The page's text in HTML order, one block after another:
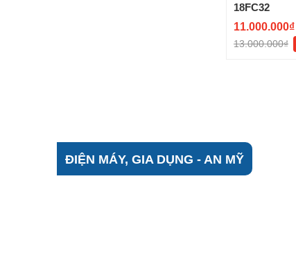
18FC32
11.000.000₫
13.000.000₫
ĐIỆN MÁY, GIA DỤNG - AN MỸ